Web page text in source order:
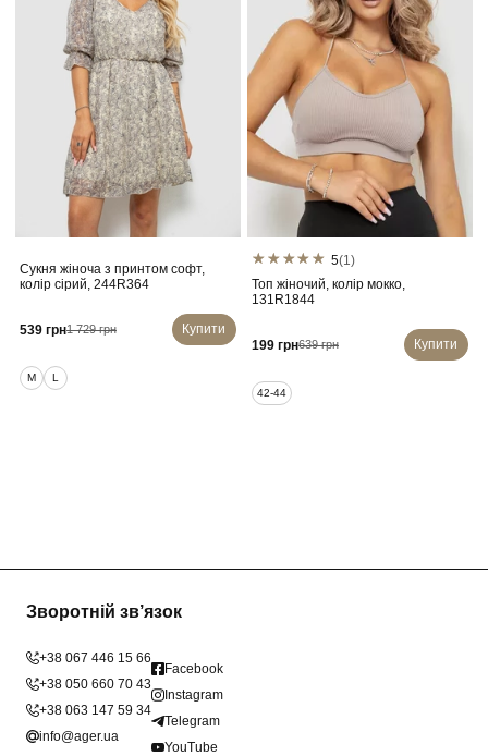
Сукня жіноча з принтом софт,
колір сірий, 244R364
539 грн1 729 грн Купити
M L
5(1)
Топ жіночий, колір мокко,
131R1844
199 грн639 грн Купити
42-44
Зворотній зв’язок
+38 067 446 15 66
+38 050 660 70 43
+38 063 147 59 34
info@ager.ua
Facebook
Instagram
Telegram
YouTube